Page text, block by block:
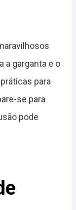
a garganta e o
para
se para
pode